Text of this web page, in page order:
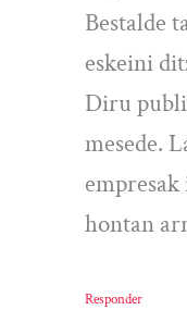
Bestalde
eskeini
Diru
mesede.
hontan
Responder